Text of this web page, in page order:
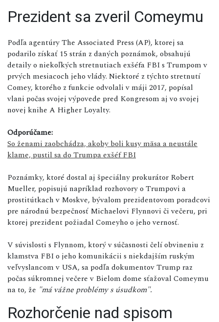
Prezident sa zveril Comeymu
Podľa agentúry The Associated Press (AP), ktorej sa
podarilo získať 15 strán z daných poznámok, obsahujú
detaily o niekoľkých stretnutiach exšéfa FBI s Trumpom v
prvých mesiacoch jeho vlády. Niektoré z týchto stretnutí
Comey, ktorého z funkcie odvolali v máji 2017, popísal
vlani počas svojej výpovede pred Kongresom aj vo svojej
novej knihe A Higher Loyalty.
Odporúčame:
So ženami zaobchádza, akoby boli kusy mäsa a neustále
klame, pustil sa do Trumpa exšéf FBI
Poznámky, ktoré dostal aj špeciálny prokurátor Robert
Mueller, popisujú napríklad rozhovory o Trumpovi a
prostitútkach v Moskve, bývalom prezidentovom poradcovi
pre národnú bezpečnosť Michaelovi Flynnovi či večeru, pri
ktorej prezident požiadal Comeyho o jeho vernosť.
V súvislosti s Flynnom, ktorý v súčasnosti čelí obvineniu z
klamstva FBI o jeho komunikácii s niekdajším ruským
veľvyslancom v USA, sa podľa dokumentov Trump raz
počas súkromnej večere v Bielom dome sťažoval Comeymu
na to, že "má vážne problémy s úsudkom".
Rozhorčenie nad spisom